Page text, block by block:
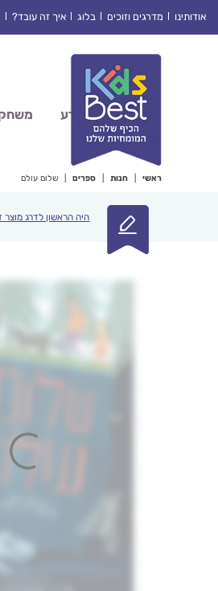
אודותינו מדרגים וזוכים בלוג איך זה עובד?
מדע
ראשי חנות ספרים שלום עולם
היה הראשון לדרג מוצר